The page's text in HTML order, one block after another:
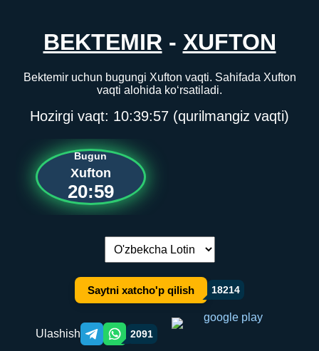
BEKTEMIR- XUFTON
Bektemir uchun bugungi Xufton vaqti. Sahifada Xufton
vaqti alohida ko‘rsatiladi.
Hozirgi vaqt: 10:39:57 (qurilmangiz vaqti)
Bugun
Xufton
20:59
Tilni almashtirish:
Saytni xatcho'p qilish 18214
Ulashish Telegram orqali ulashish
WhatsApp orqali ulashish
2091